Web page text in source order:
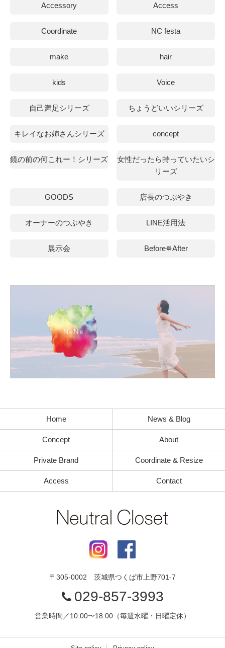
Accessory Access
Coordinate NC festa
make hair
kids Voice
自己満足シリーズ ちょうどいいシリーズ
キレイなお姉さんシリーズ concept
鏡の前の何これー！シリーズ
女性だったら持っていたいシ
リーズ
GOODS 店長のつぶやき
オーナーのつぶやき LINE活用法
展示会 Before✵After
Home News & Blog
Concept About
Private Brand Coordinate & Resize
Access Contact
〒 305-0002 茨城県つくば市上野701-7
029-857-3993
営業時間／10:00〜18:00（毎週水曜・日曜定休）